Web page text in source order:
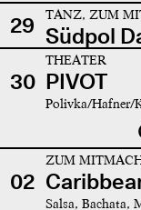
29 TANZ, ZUM
Südpol
30
THEATER
PIVOT
Polivka/Hafner/
02
ZUM
Salsa, Bachata,